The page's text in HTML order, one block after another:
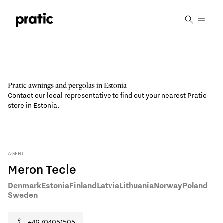
Pratic awnings and pergolas in Estonia
Contact our local representative to find out your nearest Pratic
store in Estonia.
AGENT
Meron Tecle
DenmarkEstoniaFinlandLatviaLithuaniaNorwayPoland
Sweden